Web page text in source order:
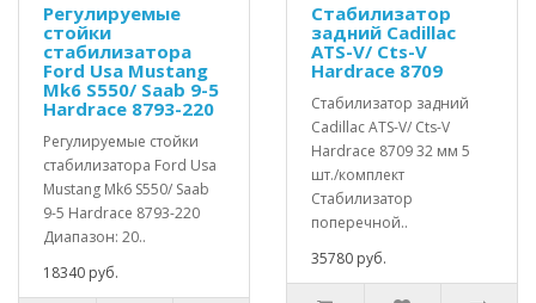
Регулируемые
стойки
стабилизатора
Ford Usa Mustang
Mk6 S550/ Saab 9-5
Hardrace 8793-220
Регулируемые стойки
стабилизатора Ford Usa
Mustang Mk6 S550/ Saab
9-5 Hardrace 8793-220
Диапазон: 20..
18340 руб.
Стабилизатор
задний Cadillac
ATS-V/ Cts-V
Hardrace 8709
Стабилизатор задний
Cadillac ATS-V/ Cts-V
Hardrace 8709 32 мм 5
шт./комплект
Стабилизатор
поперечной..
35780 руб.